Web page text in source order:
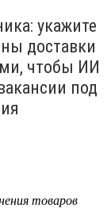
укажите
доставки
чтобы ИИ
под
товаров